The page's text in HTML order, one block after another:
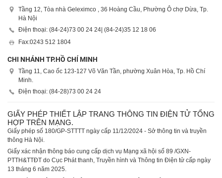
Tầng 12, Tòa nhà Geleximco , 36 Hoàng Cầu, Phường Ô chợ Dừa, Tp.
Hà Nội
Điện thoại: (84-24)73 00 24 24 | (84-24)35 12 18 06
Fax:0243 512 1804
CHI NHÁNH TP.HỒ CHÍ MINH
Tầng 11, Cao ốc 123-127 Võ Văn Tần, phường Xuân Hòa, Tp. Hồ Chí
Minh.
Điện thoại: (84-28)73 00 24 24
GIẤY PHÉP THIẾT LẬP TRANG THÔNG TIN ĐIỆN TỬ TỔNG
HỢP TRÊN MẠNG.
Giấy phép số 180/GP-STTTT ngày cấp 11/12/2024 - Sở thông tin và truyền
thông Hà Nội.
Giấy xác nhận thông báo cung cấp dịch vụ Mạng xã hội số 89 /GXN-
PTTH&TTĐT do Cục Phát thanh, Truyền hình và Thông tin Điện tử cấp ngày
13 tháng 6 năm 2025.